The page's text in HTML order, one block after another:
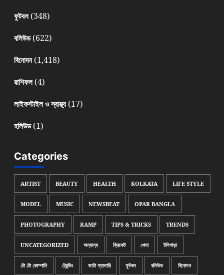
ফুটবল(348)
বলিউড(622)
বিনোদন(1,418)
রাশিফল(4)
লাইফস্টাইল ও স্বাস্থ্য(17)
হলিউড(1)
Categories
ARTIST BEAUTY HEALTH KOLKATA LIFE STYLE
MODEL MUSIC NEWSBEAT OPAR BANGLA
PHOTOGRAPHY RAMP TIPS & TRICKS TRENDS
UNCATEGORIZED অন্যান্য ক্রিকেট খেলা টলিপাড়া
টো টো কোম্পানি ট্রেন্ডিং ফটো গ্যালারি ফুটবল বলিউড বিনোদন